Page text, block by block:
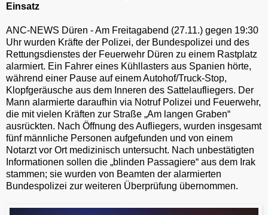
Einsatz
ANC-NEWS Düren - Am Freitagabend (27.11.) gegen 19:30
Uhr wurden Kräfte der Polizei, der Bundespolizei und des
Rettungsdienstes der Feuerwehr Düren zu einem Rastplatz
alarmiert. Ein Fahrer eines Kühllasters aus Spanien hörte,
während einer Pause auf einem Autohof/Truck-Stop,
Klopfgeräusche aus dem Inneren des Sattelaufliegers. Der
Mann alarmierte daraufhin via Notruf Polizei und Feuerwehr,
die mit vielen Kräften zur Straße „Am langen Graben“
ausrückten. Nach Öffnung des Aufliegers, wurden insgesamt
fünf männliche Personen aufgefunden und von einem
Notarzt vor Ort medizinisch untersucht. Nach unbestätigten
Informationen sollen die „blinden Passagiere“ aus dem Irak
stammen; sie wurden von Beamten der alarmierten
Bundespolizei zur weiteren Überprüfung übernommen.